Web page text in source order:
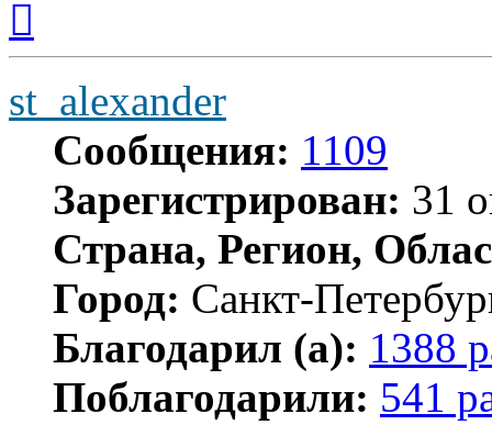
началу
st_alexander
Сообщения: 1109
Зарегистрирован: 31
Страна, Регион,
Город: Санкт-
Благодарил (а): 1388
Поблагодарили: 541